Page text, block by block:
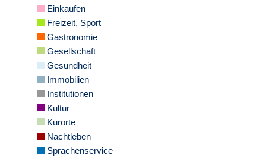
Einkaufen
Freizeit, Sport
Gastronomie
Gesellschaft
Gesundheit
Immobilien
Institutionen
Kultur
Kurorte
Nachtleben
Sprachenservice